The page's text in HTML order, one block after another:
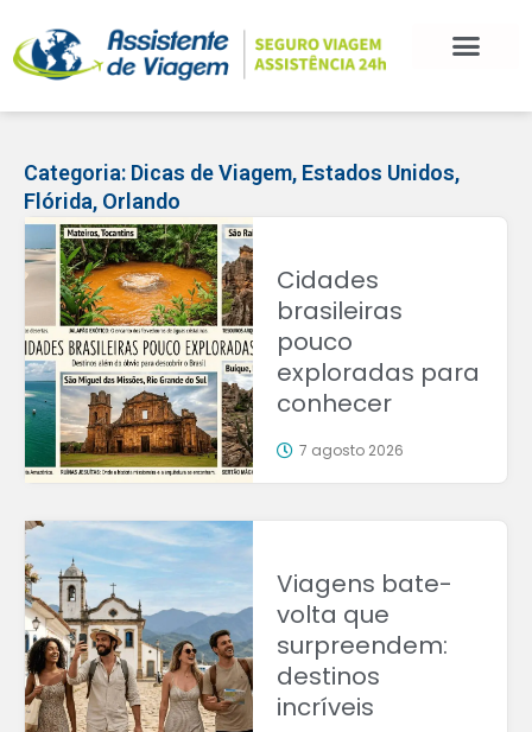
Categoria: Dicas de Viagem, Estados Unidos,
Flórida, Orlando
Cidades
brasileiras
pouco
exploradas para
conhecer
7 agosto 2026
Viagens bate-
volta que
surpreendem:
destinos
incríveis